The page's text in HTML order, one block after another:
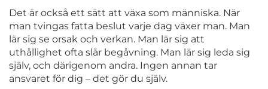
Det är också ett sätt att växa som människa. När
man tvingas fatta beslut varje dag växer man. Man
lär sig se orsak och verkan. Man lär sig att
uthållighet ofta slår begåvning. Man lär sig leda sig
själv, och därigenom andra. Ingen annan tar
ansvaret för dig – det gör du själv.